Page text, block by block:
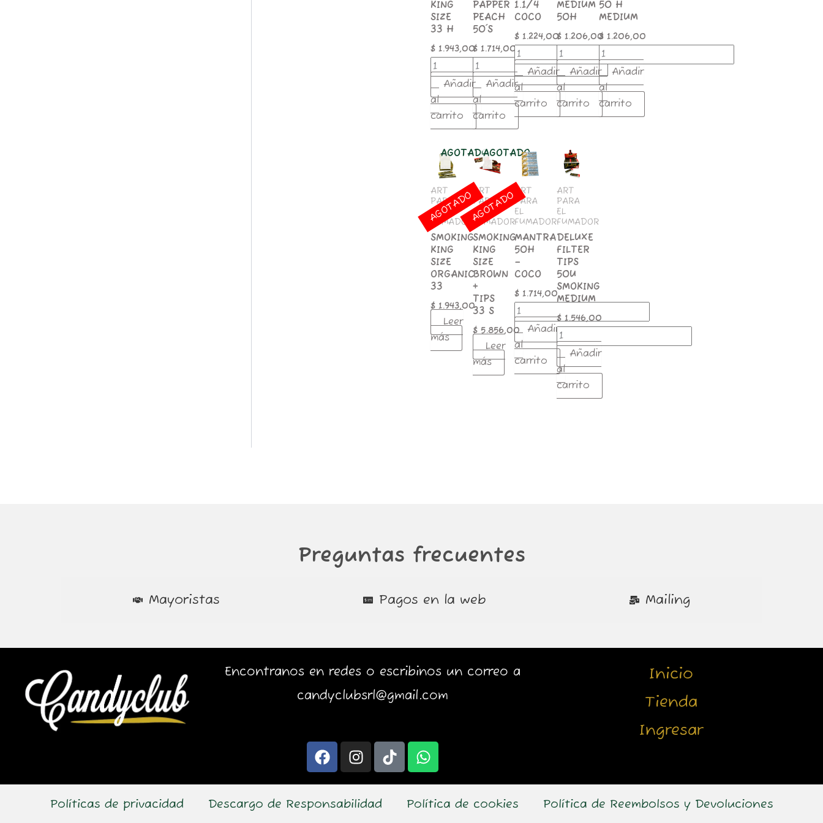
KING
SIZE
33 H
$ 1.943,00
Añadir
al
carrito
PAPPER
PEACH
50´S
$1.714,00
Añadir
al
carrito
1.1/4
COCO
$ 1.224,00
Añadir
al
carrito
MEDIUM
50H
$1.206,00
Añadir
al
carrito
50 H
MEDIUM
$1.206,00
Añadir
al
carrito
AGOTADO
ART
PARA
EL
FUMADOR
SMOKING
KING
SIZE
ORGANIC
33
$ 1.943,00
Leer
más
AGOTADO
AGOTADO
ART
PARA
EL
FUMADOR
SMOKING
KING
SIZE
BROWN
+
TIPS
33 S
$5.856,00
Leer
más
AGOTADO ART
PARA
EL
FUMADOR
MANTRA
50H
–
COCO
$ 1.714,00
MANTRA
50H
COCO
cantidad
Añadir
al
carrito
ART
PARA
EL
FUMADOR
DELUXE
FILTER
TIPS
50U
SMOKING
MEDIUM
$1.546,00
DELUXE
FILTER
TIPS
50U
SMOKING
MEDIUM
cantidad
Añadir
al
carrito
Preguntas frecuentes
Mayoristas Pagos en la web Mailing
Encontranos en redes o escribinos un correo a
candyclubsrl@gmail.com
F
a
c
b
I
n
s
t
a
T
i
k
W
h
a
t
s
Inicio
Tienda
Ingresar
Políticas de privacidad Descargo de Responsabilidad Política de cookies Política de Reembolsos y Devoluciones